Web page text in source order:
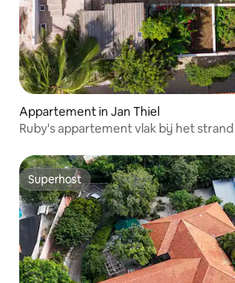
Appartement in Jan Thiel
Ruby's appartement vlak bij het strand
Superhost
Superhost